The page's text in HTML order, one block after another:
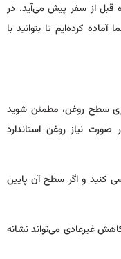
از سفر پیش می‌آید. در
کرده‌ایم تا بتوانید با
سطح روغن، مطمئن شوید
نیاز روغن استاندارد
کنید و اگر سطح آن پایین
غیرعادی می‌تواند نشانه